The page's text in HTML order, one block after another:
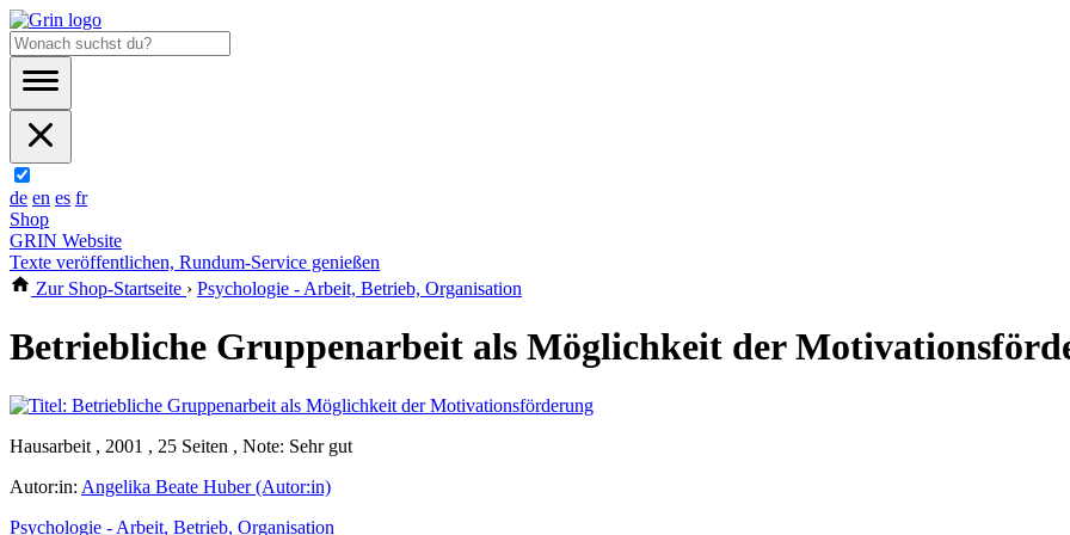
de en es fr
Shop
GRIN Website
Texte veröffentlichen, Rundum-Service genießen
Zur Shop-Startseite › Psychologie - Arbeit, Betrieb, Organisation
Betriebliche Gruppenarbeit als Möglichkeit der
Hausarbeit , 2001 , 25 Seiten , Note: Sehr gut
Autor:in: Angelika Beate Huber (Autor:in)
Psychologie - Arbeit, Betrieb, Organisation